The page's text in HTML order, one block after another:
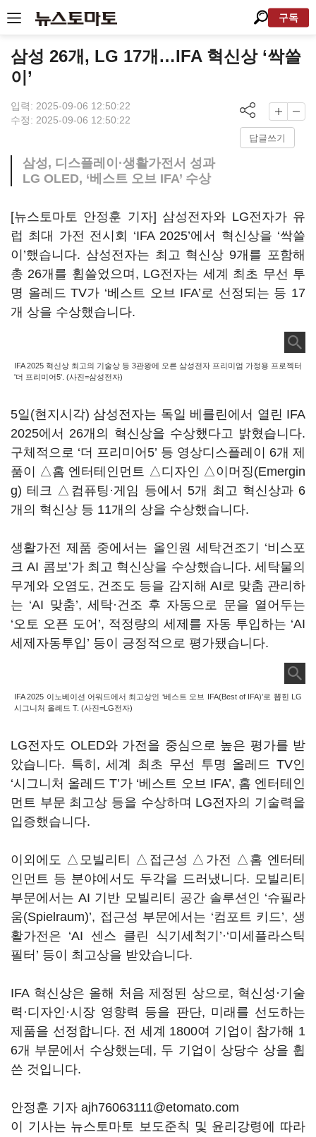
구독
삼성 26개, LG 17개…IFA 혁신상 ‘싹쓸
이’
입력: 2025-09-06 12:50:22
수정: 2025-09-06 12:50:22
답글쓰기
삼성, 디스플레이·생활가전서 성과
LG OLED, ‘베스트 오브 IFA’ 수상
[뉴스토마토 안정훈 기자] 삼성전자와 LG전자가 유
럽 최대 가전 전시회 ‘IFA 2025’에서 혁신상을 ‘싹쓸
이’했습니다. 삼성전자는 최고 혁신상 9개를 포함해
총 26개를 휩쓸었으며, LG전자는 세계 최초 무선 투
명 올레드 TV가 ‘베스트 오브 IFA’로 선정되는 등 17
개 상을 수상했습니다.
IFA 2025 혁신상 최고의 기술상 등 3관왕에 오른 삼성전자 프리미엄 가정용 프로젝터
'더 프리미어5'. (사진=삼성전자)
5일(현지시각) 삼성전자는 독일 베를린에서 열린 IFA
2025에서 26개의 혁신상을 수상했다고 밝혔습니다.
구체적으로 ‘더 프리미어5’ 등 영상디스플레이 6개 제
품이 △홈 엔터테인먼트 △디자인 △이머징(Emergin
g) 테크 △컴퓨팅·게임 등에서 5개 최고 혁신상과 6
개의 혁신상 등 11개의 상을 수상했습니다.
생활가전 제품 중에서는 올인원 세탁건조기 ‘비스포
크 AI 콤보’가 최고 혁신상을 수상했습니다. 세탁물의
무게와 오염도, 건조도 등을 감지해 AI로 맞춤 관리하
는 ‘AI 맞춤’, 세탁·건조 후 자동으로 문을 열어두는
‘오토 오픈 도어’, 적정량의 세제를 자동 투입하는 ‘AI
세제자동투입’ 등이 긍정적으로 평가됐습니다.
IFA 2025 이노베이션 어워드에서 최고상인 ‘베스트 오브 IFA(Best of IFA)’로 뽑힌 LG
시그니처 올레드 T. (사진=LG전자)
LG전자도 OLED와 가전을 중심으로 높은 평가를 받
았습니다. 특히, 세계 최초 무선 투명 올레드 TV인
‘시그니처 올레드 T’가 ‘베스트 오브 IFA’, 홈 엔터테인
먼트 부문 최고상 등을 수상하며 LG전자의 기술력을
입증했습니다.
이외에도 △모빌리티 △접근성 △가전 △홈 엔터테
인먼트 등 분야에서도 두각을 드러냈니다. 모빌리티
부문에서는 AI 기반 모빌리티 공간 솔루션인 ‘슈필라
움(Spielraum)’, 접근성 부문에서는 ‘컴포트 키드’, 생
활가전은 ‘AI 센스 클린 식기세척기’·‘미세플라스틱
필터’ 등이 최고상을 받았습니다.
IFA 혁신상은 올해 처음 제정된 상으로, 혁신성·기술
력·디자인·시장 영향력 등을 판단, 미래를 선도하는
제품을 선정합니다. 전 세계 1800여 기업이 참가해 1
6개 부문에서 수상했는데, 두 기업이 상당수 상을 휩
쓴 것입니다.
안정훈 기자 ajh76063111@etomato.com
이 기사는 뉴스토마토 보도준칙 및 윤리강령에 따라